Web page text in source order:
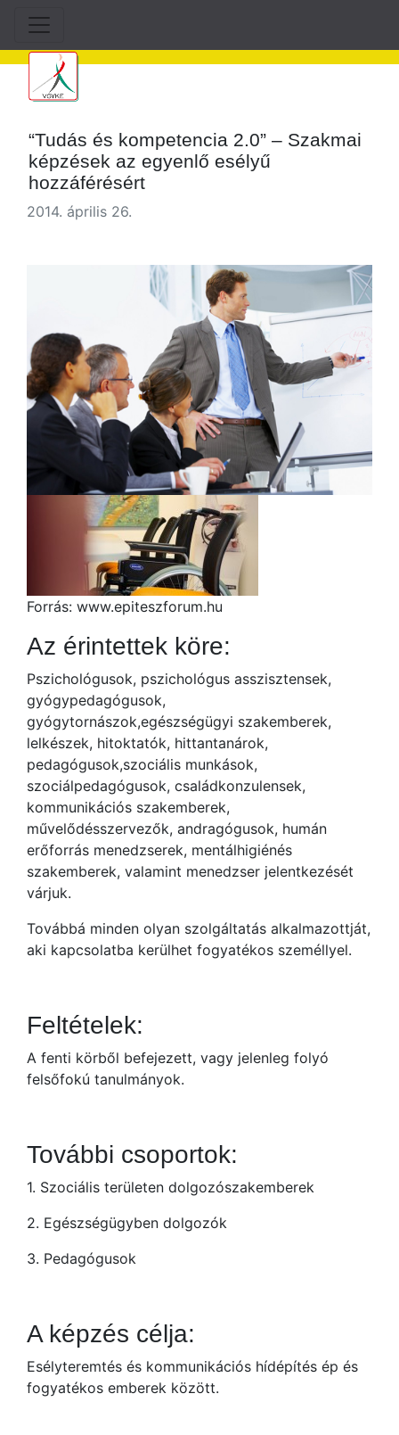
“Tudás és kompetencia 2.0” – Szakmai
képzések az egyenlő esélyű
hozzáférésért
2014. április 26.
Forrás: www.epiteszforum.hu
Az érintettek köre:
Pszichológusok, pszichológus asszisztensek,
gyógypedagógusok,
gyógytornászok,egészségügyi szakemberek,
lelkészek, hitoktatók, hittantanárok,
pedagógusok,szociális munkások,
szociálpedagógusok, családkonzulensek,
kommunikációs szakemberek,
művelődésszervezők, andragógusok, humán
erőforrás menedzserek, mentálhigiénés
szakemberek, valamint menedzser jelentkezését
várjuk.
Továbbá minden olyan szolgáltatás alkalmazottját,
aki kapcsolatba kerülhet fogyatékos személlyel.
Feltételek:
A fenti körből befejezett, vagy jelenleg folyó
felsőfokú tanulmányok.
További csoportok:
1. Szociális területen dolgozószakemberek
2. Egészségügyben dolgozók
3. Pedagógusok
A képzés célja:
Esélyteremtés és kommunikációs hídépítés ép és
fogyatékos emberek között.